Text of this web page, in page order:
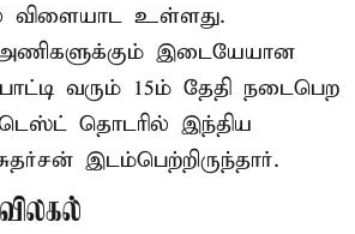
விளையாட உள்ளது.
இடையேயான
வரும் 15ம் தேதி நடைபெற
தொடரில் இந்திய
இடம்பெற்றிருந்தார்.